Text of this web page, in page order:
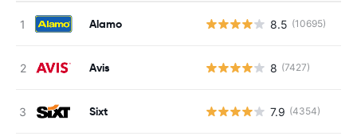
Alamo 8.5 (10695)
Avis 8 (7427)
Sixt 7.9 (4354)